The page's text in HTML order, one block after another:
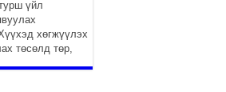
үйл
хөгжүүлэх
төсөлд төр,